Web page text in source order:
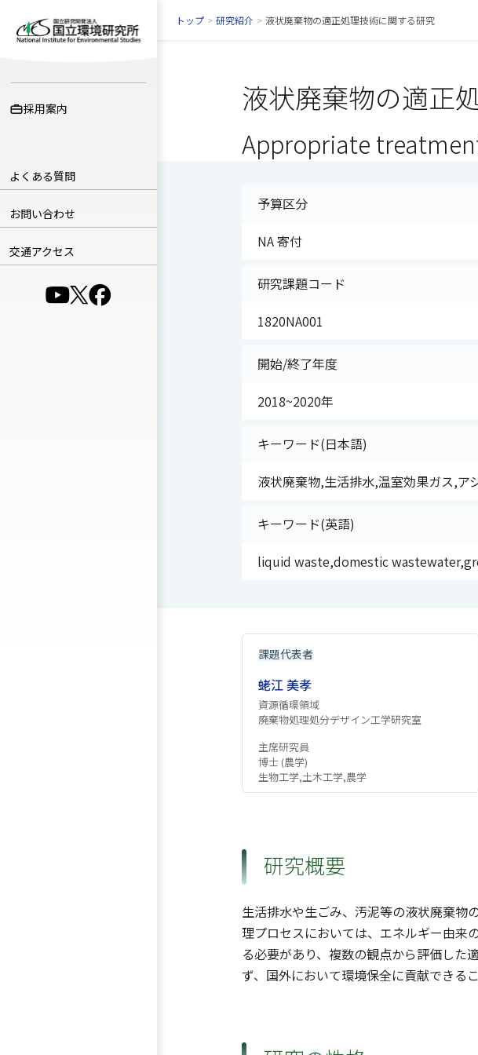
採用案内
よくある質問
お問い合わせ
交通アクセス
（別ウインドウで開きます）
（別ウインドウで開きます）
（別ウインドウで開きます）
トップ > 研究紹介 > 液状廃棄物の適正処理技術に関する研究
液状廃棄物の適正
Appropriate
予算区分
NA 寄付
研究課題コード
1820NA001
開始/終了年度
2018~2020年
キーワード(日本語)
液状廃棄物,生活排水,温室効果ガス,ア
キーワード(英語)
liquid waste,domestic
課題代表者
蛯江 美孝
資源循環領域
廃棄物処理処分デザイン工学研究室
主席研究員
博士 (農学)
生物工学,土木工学,農学
研究概要
生活排水や生ごみ、汚泥等の液状廃棄物
理プロセスにおいては、エネルギー由来
る必要があり、複数の観点から評価した
ず、国外において環境保全に貢献できる